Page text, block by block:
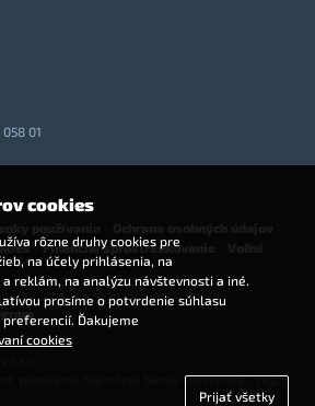
01
-Finančné sprostredkovanie
povolenie Národnej banky Slovenska - reg. č.
cookies
rôzne druhy cookies pre
na účely prihlásenia, na
reklám, na analýzu návštevnosti a iné.
prosíme o potvrdenie súhlasu
Ďakujeme
cookies
Prijať všetky